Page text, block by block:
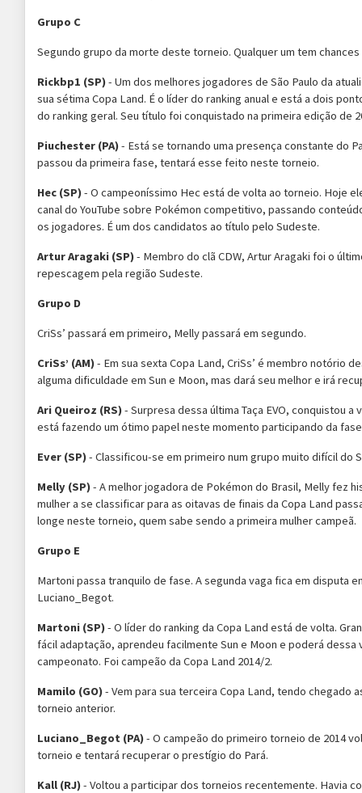
Grupo C
Segundo grupo da morte deste torneio. Qualquer um tem
Rickbp1 (SP)- Um dos melhores jogadores de São Paulo da
sua sétima Copa Land. É o líder do ranking anual e está a dois
do ranking geral. Seu título foi conquistado na primeira edição de
Piuchester (PA)- Está se tornando uma presença constante do
passou da primeira fase, tentará esse feito neste torneio.
Hec (SP)- O campeoníssimo Hec está de volta ao torneio. Hoje
canal do YouTube sobre Pokémon competitivo, passando
os jogadores. É um dos candidatos ao título pelo Sudeste.
Artur Aragaki (SP)- Membro do clã CDW, Artur Aragaki foi o
repescagem pela região Sudeste.
Grupo D
CriSs’ passará em primeiro, Melly passará em segundo.
CriSs’ (AM)- Em sua sexta Copa Land, CriSs’ é membro notório
alguma dificuldade em Sun e Moon, mas dará seu melhor e irá
Ari Queiroz (RS)- Surpresa dessa última Taça EVO, conquistou a
está fazendo um ótimo papel neste momento participando da
Ever (SP)- Classificou-se em primeiro num grupo muito difícil do
Melly (SP)- A melhor jogadora de Pokémon do Brasil, Melly fez
mulher a se classificar para as oitavas de finais da Copa Land
longe neste torneio, quem sabe sendo a primeira mulher campeã.
Grupo E
Martoni passa tranquilo de fase. A segunda vaga fica em disputa
Luciano_Begot.
Martoni (SP)- O líder do ranking da Copa Land está de volta.
fácil adaptação, aprendeu facilmente Sun e Moon e poderá dessa
campeonato. Foi campeão da Copa Land 2014/2.
Mamilo (GO)- Vem para sua terceira Copa Land, tendo chegado
torneio anterior.
Luciano_Begot (PA)- O campeão do primeiro torneio de 2014
torneio e tentará recuperar o prestígio do Pará.
Kall (RJ)- Voltou a participar dos torneios recentemente. Havia